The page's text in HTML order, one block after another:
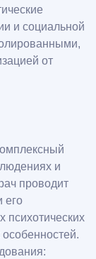
и социальной
от
и
проводит
его
психотических